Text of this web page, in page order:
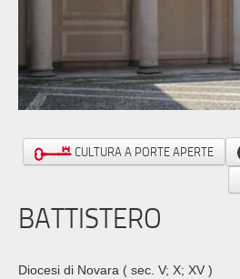
CULTURA A PORTE APERTE
BATTISTERO
Diocesi di Novara ( sec. V; X; XV )